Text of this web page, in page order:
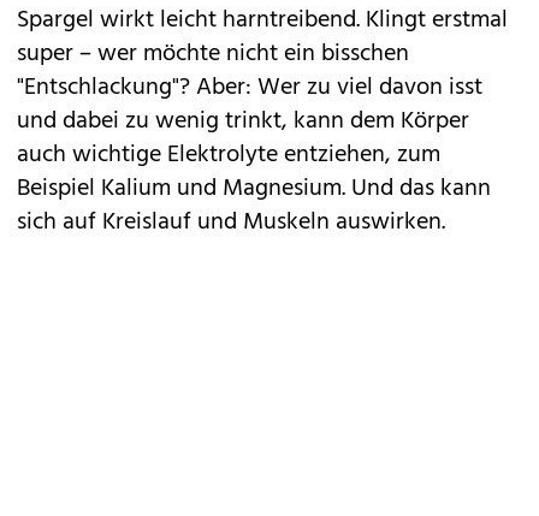
Spargel wirkt leicht harntreibend. Klingt erstmal
super – wer möchte nicht ein bisschen
"Entschlackung"? Aber: Wer zu viel davon isst
und dabei zu wenig trinkt, kann dem Körper
auch wichtige Elektrolyte entziehen, zum
Beispiel Kalium und Magnesium. Und das kann
sich auf Kreislauf und Muskeln auswirken.